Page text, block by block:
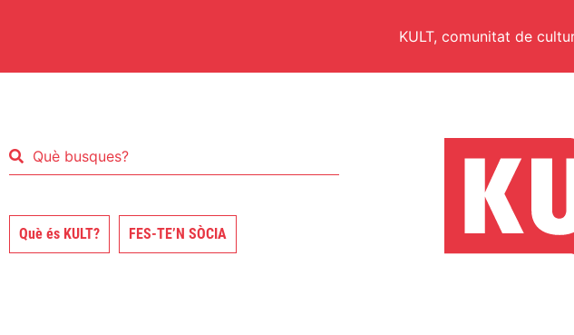
KULT, comunitat de
Què és KULT? FES-TE’N SÒCIA